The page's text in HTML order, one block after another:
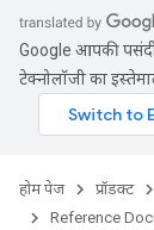
Google आपकी
टेक्नोलॉजी का
होम पेज प्रॉडक्ट
Reference